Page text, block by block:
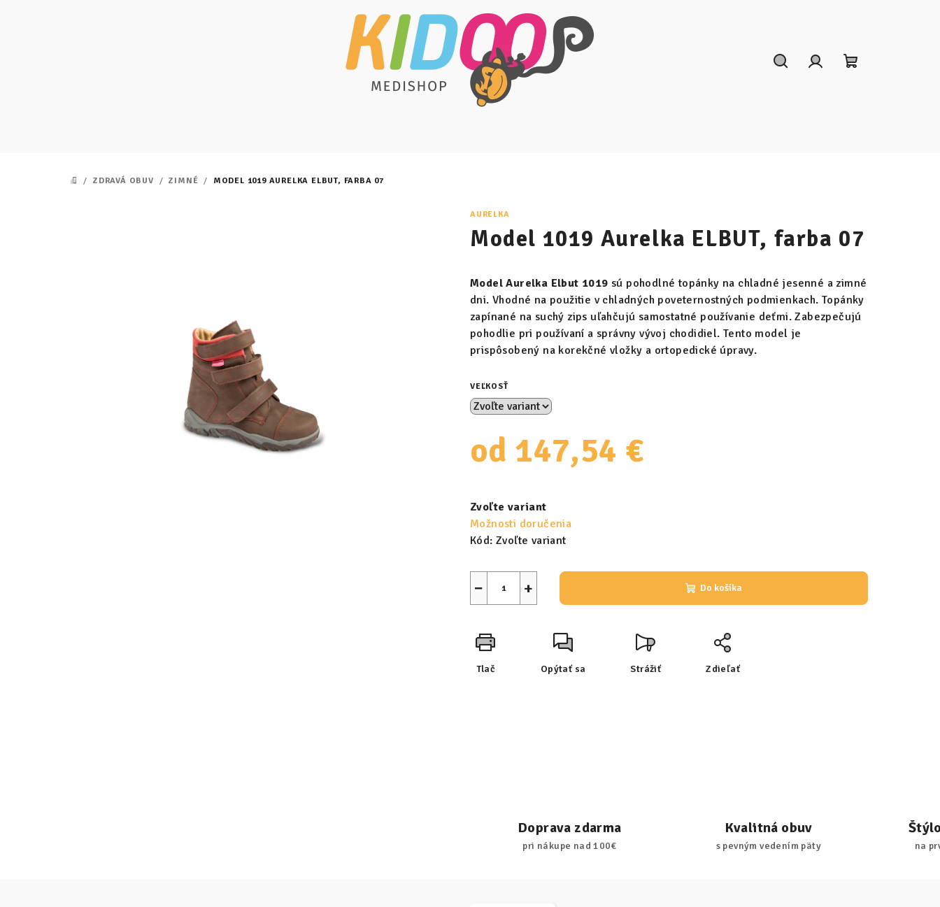
DOMOV
/ ZDRAVÁ OBUV / ZIMNÉ / MODEL 1019 AURELKA ELBUT, FARBA 07
AURELKA
Model 1019 Aurelka ELBUT, farba 07
Model Aurelka Elbut 1019 sú pohodlné topánky na chladné jesenné a zimné
dni. Vhodné na použitie v chladných poveternostných podmienkach. Topánky
zapínané na suchý zips uľahčujú samostatné používanie deťmi. Zabezpečujú
pohodlie pri používaní a správny vývoj chodidiel. Tento model je
prispôsobený na korekčné vložky a ortopedické úpravy.
VEĽKOSŤ
od 147,54 €
cena:
Zvoľte variant
Možnosti doručenia
Kód: Zvoľte variant
+
− Do košíka
Tlač Opýtať sa Strážiť Zdieľať
Doprava zdarma
pri nákupe nad 100€
Kvalitná obuv
s pevným vedením päty na